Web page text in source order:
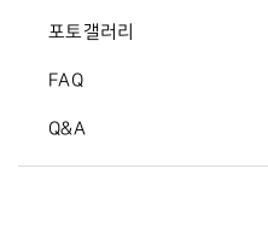
포토갤러리
FAQ
Q&A